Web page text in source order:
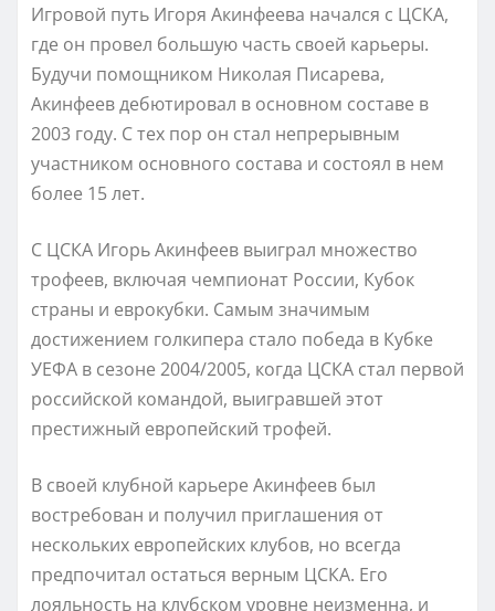
Игровой путь Игоря Акинфеева начался с ЦСКА,
где он провел большую часть своей карьеры.
Будучи помощником Николая Писарева,
Акинфеев дебютировал в основном составе в
2003 году. С тех пор он стал непрерывным
участником основного состава и состоял в нем
более 15 лет.
С ЦСКА Игорь Акинфеев выиграл множество
трофеев, включая чемпионат России, Кубок
страны и еврокубки. Самым значимым
достижением голкипера стало победа в Кубке
УЕФА в сезоне 2004/2005, когда ЦСКА стал первой
российской командой, выигравшей этот
престижный европейский трофей.
В своей клубной карьере Акинфеев был
востребован и получил приглашения от
нескольких европейских клубов, но всегда
предпочитал остаться верным ЦСКА. Его
лояльность на клубском уровне неизменна, и